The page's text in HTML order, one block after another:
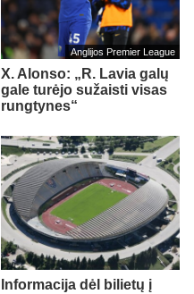
Anglijos Premier League
X. Alonso: „R. Lavia galų
gale turėjo sužaisti visas
rungtynes“
Informacija dėl bilietų į